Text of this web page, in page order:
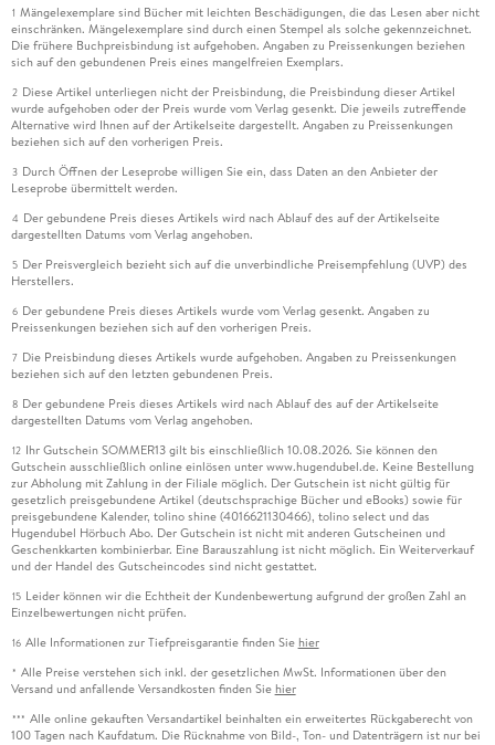
1 Mängelexemplare sind Bücher mit leichten Beschädigungen, die das Lesen aber nicht
einschränken. Mängelexemplare sind durch einen Stempel als solche gekennzeichnet.
Die frühere Buchpreisbindung ist aufgehoben. Angaben zu Preissenkungen beziehen
sich auf den gebundenen Preis eines mangelfreien Exemplars.
2 Diese Artikel unterliegen nicht der Preisbindung, die Preisbindung dieser Artikel
wurde aufgehoben oder der Preis wurde vom Verlag gesenkt. Die jeweils zutreffende
Alternative wird Ihnen auf der Artikelseite dargestellt. Angaben zu Preissenkungen
beziehen sich auf den vorherigen Preis.
3 Durch Öffnen der Leseprobe willigen Sie ein, dass Daten an den Anbieter der
Leseprobe übermittelt werden.
4 Der gebundene Preis dieses Artikels wird nach Ablauf des auf der Artikelseite
dargestellten Datums vom Verlag angehoben.
5 Der Preisvergleich bezieht sich auf die unverbindliche Preisempfehlung (UVP) des
Herstellers.
6 Der gebundene Preis dieses Artikels wurde vom Verlag gesenkt. Angaben zu
Preissenkungen beziehen sich auf den vorherigen Preis.
7 Die Preisbindung dieses Artikels wurde aufgehoben. Angaben zu Preissenkungen
beziehen sich auf den letzten gebundenen Preis.
8 Der gebundene Preis dieses Artikels wird nach Ablauf des auf der Artikelseite
dargestellten Datums vom Verlag angehoben.
12 Ihr Gutschein SOMMER13 gilt bis einschließlich 10.08.2026. Sie können den
Gutschein ausschließlich online einlösen unter www.hugendubel.de. Keine Bestellung
zur Abholung mit Zahlung in der Filiale möglich. Der Gutschein ist nicht gültig für
gesetzlich preisgebundene Artikel (deutschsprachige Bücher und eBooks) sowie für
preisgebundene Kalender, tolino shine (4016621130466), tolino select und das
Hugendubel Hörbuch Abo. Der Gutschein ist nicht mit anderen Gutscheinen und
Geschenkkarten kombinierbar. Eine Barauszahlung ist nicht möglich. Ein Weiterverkauf
und der Handel des Gutscheincodes sind nicht gestattet.
15 Leider können wir die Echtheit der Kundenbewertung aufgrund der großen Zahl an
Einzelbewertungen nicht prüfen.
16 Alle Informationen zur Tiefpreisgarantie finden Sie hier
* Alle Preise verstehen sich inkl. der gesetzlichen MwSt. Informationen über den
Versand und anfallende Versandkosten finden Sie hier
*** Alle online gekauften Versandartikel beinhalten ein erweitertes Rückgaberecht von
100 Tagen nach Kaufdatum. Die Rücknahme von Bild-, Ton- und Datenträgern ist nur bei